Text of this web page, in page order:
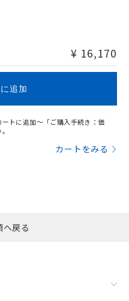
性があります。
¥ 16,170
追加
トに追加～「ご購入手続き：価
カートをみる
へ戻る